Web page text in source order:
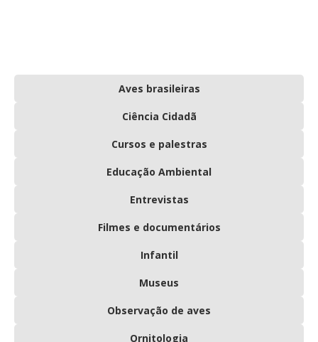
Aves brasileiras
Ciência Cidadã
Cursos e palestras
Educação Ambiental
Entrevistas
Filmes e documentários
Infantil
Museus
Observação de aves
Ornitologia